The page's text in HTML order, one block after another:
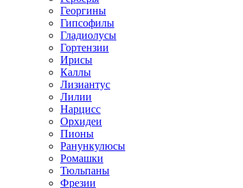
Георгины
Гипсофилы
Гладиолусы
Гортензии
Ирисы
Каллы
Лизиантус
Лилии
Нарцисс
Орхидеи
Пионы
Ранункулюсы
Ромашки
Тюльпаны
Фрезии